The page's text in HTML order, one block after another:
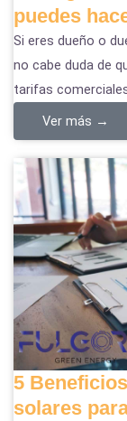
puedes
Si eres dueño o
no cabe duda de
tarifas
Ver más →
5
solares